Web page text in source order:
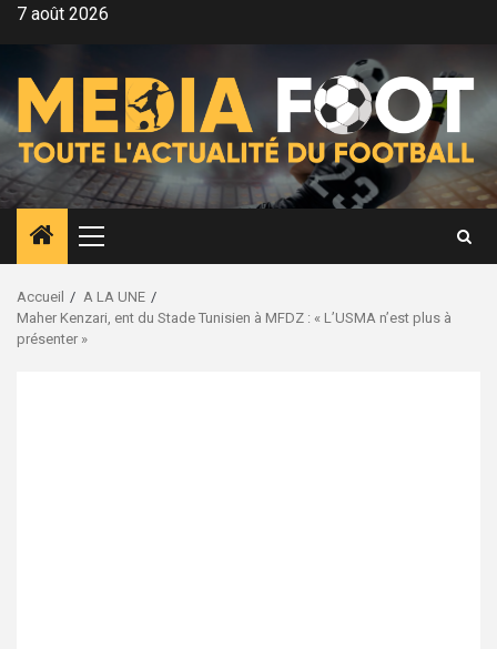
Aller7 août 2026
Menu
principal
Accueil
A LA UNE
Maher Kenzari, ent du Stade Tunisien à MFDZ : « L’USMA n’est plus à
présenter »